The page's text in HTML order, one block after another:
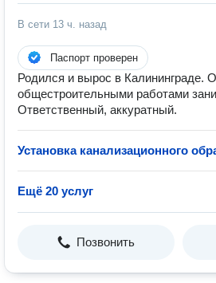
В сети 13 ч. назад
Паспорт проверен
Родился и вырос в Калининграде.
общестроительными работами
Ответственный, аккуратный.
Установка канализационного
Ещё 20 услуг
Позвонить